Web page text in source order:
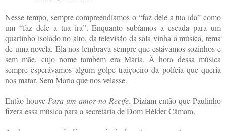
Nesse tempo, sempre compreendíamos o “faz dele a tua ida” como
um “faz dele a tua ira”. Enquanto subíamos a escada para um
quartinho isolado no alto, da televisão da sala vinha a música, tema
de uma novela. Ela nos lembrava sempre que estávamos sozinhos e
sem mãe, cujo nome também era Maria. À hora dessa música
sempre esperávamos algum golpe traiçoeiro da polícia que queria
nos matar. Sem Maria que nos velasse.
Então houve Para um amor no Recife. Diziam então que Paulinho
fizera essa música para a secretária de Dom Hélder Câmara.